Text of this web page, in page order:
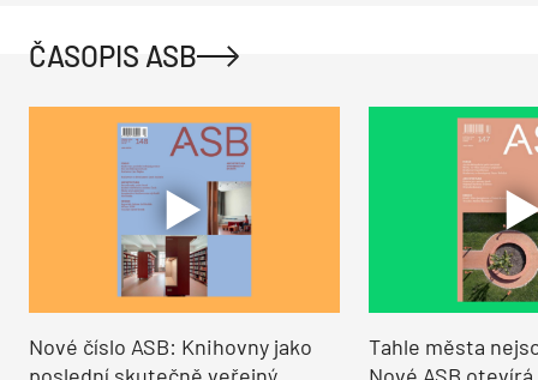
ČASOPIS ASB
Nové číslo ASB: Knihovny jako
Tahle města